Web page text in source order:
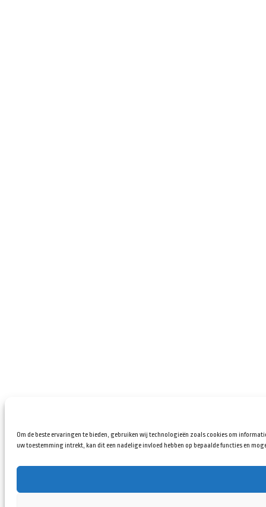
Om de beste ervaringen te bieden, gebruiken wij technologieën zoals cookies om
uw toestemming intrekt, kan dit een nadelige invloed hebben op bepaalde functies en